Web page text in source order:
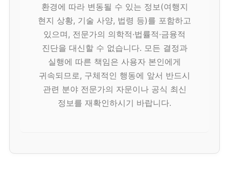
환경에 따라 변동될 수 있는 정보(여행지
현지 상황, 기술 사양, 법령 등)를 포함하고
있으며, 전문가의 의학적·법률적·금융적
진단을 대신할 수 없습니다. 모든 결정과
실행에 따른 책임은 사용자 본인에게
귀속되므로, 구체적인 행동에 앞서 반드시
관련 분야 전문가의 자문이나 공식 최신
정보를 재확인하시기 바랍니다.